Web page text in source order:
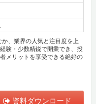
、業界の人気と注目度を上
験・少数精鋭で開業でき、投
メリットを享受できる絶好の
資料ダウンロード